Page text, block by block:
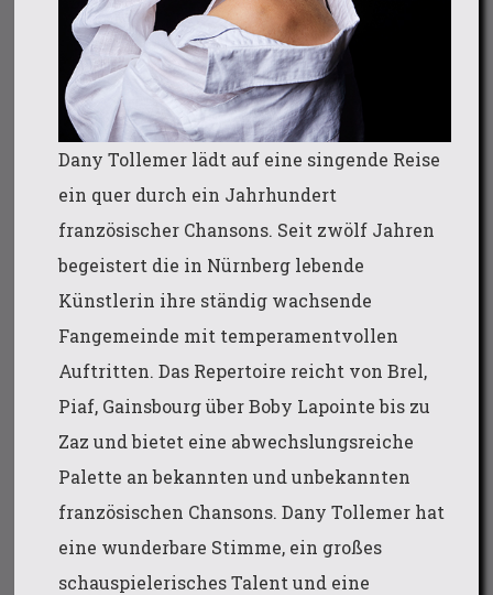
Dany Tollemer lädt auf eine singende Reise
ein quer durch ein Jahrhundert
französischer Chansons. Seit zwölf Jahren
begeistert die in Nürnberg lebende
Künstlerin ihre ständig wachsende
Fangemeinde mit temperamentvollen
Auftritten. Das Repertoire reicht von Brel,
Piaf, Gainsbourg über Boby Lapointe bis zu
Zaz und bietet eine abwechslungsreiche
Palette an bekannten und unbekannten
französischen Chansons. Dany Tollemer hat
eine wunderbare Stimme, ein großes
schauspielerisches Talent und eine